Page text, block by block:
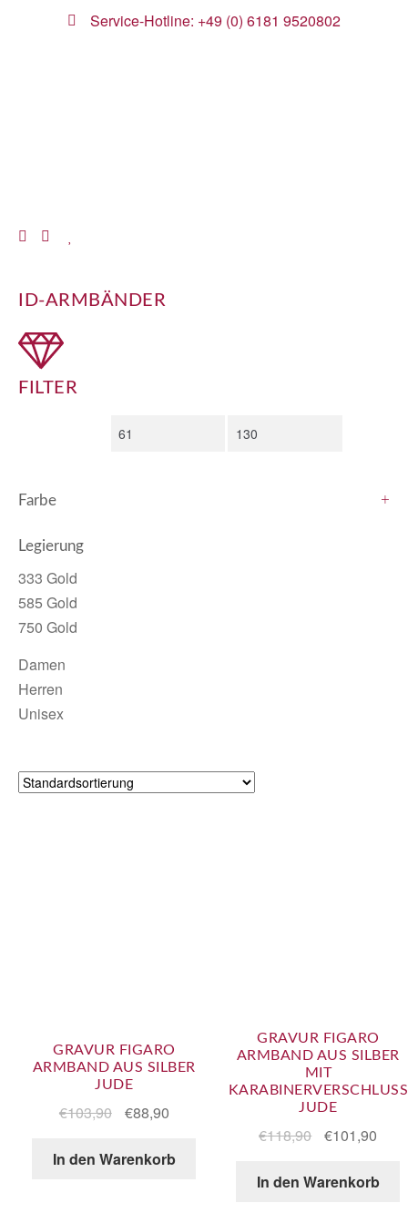
Service-Hotline: +49 (0) 6181 9520802
ID-ARMBÄNDER
FILTER
Farbe +
Legierung
333 Gold
585 Gold
750 Gold
Damen
Herren
Unisex
GRAVUR FIGARO
ARMBAND AUS SILBER
JUDE
€103,90 €88,90
In den Warenkorb
GRAVUR FIGARO
ARMBAND AUS SILBER
MIT
KARABINERVERSCHLUSS
JUDE
€118,90 €101,90
In den Warenkorb